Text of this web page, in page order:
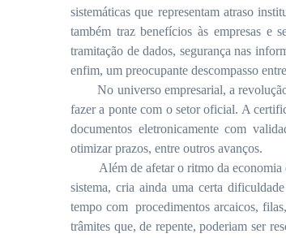
sistemáticas que representam atraso
também traz benefícios às empresas e
tramitação de dados, segurança nas
enfim, um preocupante descompasso
No universo empresarial, a
fazer a ponte com o setor oficial. A
documentos eletronicamente com
otimizar prazos, entre outros avanços.
Além de afetar o ritmo da
sistema, cria ainda uma certa
tempo com procedimentos arcaicos,
trâmites que, de repente, poderiam ser